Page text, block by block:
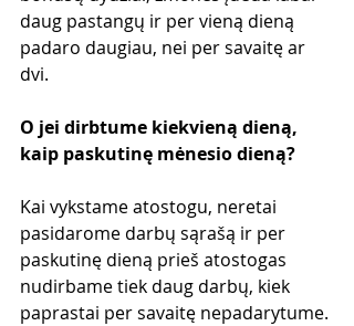
daug pastangų ir per vieną dieną
padaro daugiau, nei per savaitę ar
dvi.
O jei dirbtume kiekvieną dieną,
kaip paskutinę mėnesio dieną?
Kai vykstame atostogu, neretai
pasidarome darbų sąrašą ir per
paskutinę dieną prieš atostogas
nudirbame tiek daug darbų, kiek
paprastai per savaitę nepadarytume.